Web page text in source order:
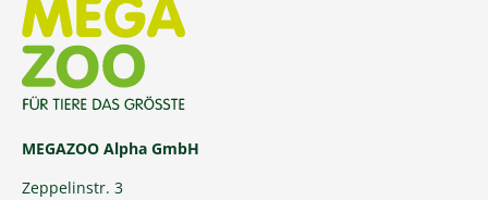
MEGAZOO Alpha GmbH
Zeppelinstr. 3